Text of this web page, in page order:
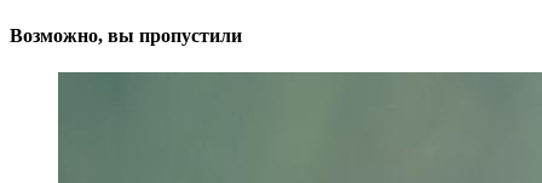
Возможно, вы пропустили